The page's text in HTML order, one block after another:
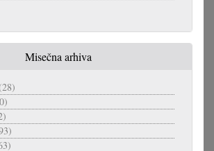
Misečna arhiva